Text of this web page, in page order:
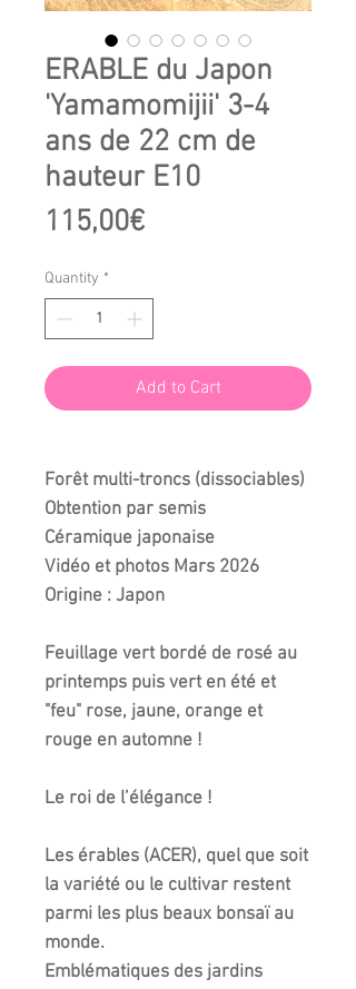
ERABLE du Japon
'Yamamomijii' 3-4
ans de 22 cm de
hauteur E10
115,00€Price
Quantity *
Add to Cart
Forêt multi-troncs (dissociables)
Obtention par semis
Céramique japonaise
Vidéo et photos Mars 2026
Origine : Japon
Feuillage vert bordé de rosé au
printemps puis vert en été et
"feu" rose, jaune, orange et
rouge en automne !
Le roi de l’élégance !
Les érables (ACER), quel que soit
la variété ou le cultivar restent
parmi les plus beaux bonsaï au
monde.
Emblématiques des jardins